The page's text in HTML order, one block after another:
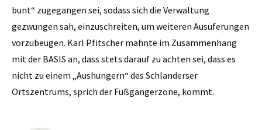
bunt“ zugegangen sei, sodass sich die Verwaltung
gezwungen sah, einzuschreiten, um weiteren Ausuferungen
vorzubeugen. Karl Pfitscher mahnte im Zusammenhang
mit der BASIS an, dass stets darauf zu achten sei, dass es
nicht zu einem „Aushungern“ des Schlanderser
Ortszentrums, sprich der Fußgängerzone, kommt.